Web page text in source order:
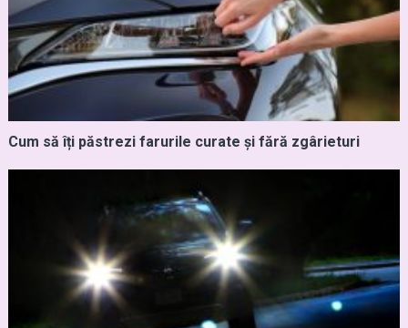
Cum să îți păstrezi farurile curate și fără zgârieturi